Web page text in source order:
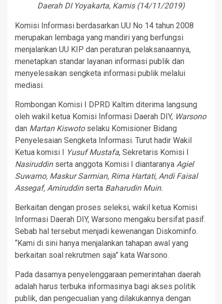
Daerah DI Yoyakarta, Kamis (14/11/2019)
Komisi Informasi berdasarkan UU No 14 tahun 2008
merupakan lembaga yang mandiri yang berfungsi
menjalankan UU KIP dan peraturan pelaksanaannya,
menetapkan standar layanan informasi publik dan
menyelesaikan sengketa informasi publik melalui
mediasi.
Rombongan Komisi I DPRD Kaltim diterima langsung
oleh wakil ketua Komisi Informasi Daerah DIY, Warsono
dan Martan Kiswotoselaku Komisioner Bidang
Penyelesaian Sengketa Informasi. Turut hadir Wakil
Ketua komisi I Yusuf Mustafa, Sekretaris Komisi I
Nasiruddin serta anggota Komisi I diantaranya Agiel
Suwarno, Maskur Sarmian, Rima Hartati, Andi Faisal
Assegaf, Amiruddinserta Baharudin Muin.
Berkaitan dengan proses seleksi, wakil ketua Komisi
Informasi Daerah DIY, Warsono mengaku bersifat pasif.
Sebab hal tersebut menjadi kewenangan Diskominfo.
“Kami di sini hanya menjalankan tahapan awal yang
berkaitan soal rekrutmen saja” kata Warsono.
Pada dasarnya penyelenggaraan pemerintahan daerah
adalah harus terbuka informasinya bagi akses politik
publik, dan pengecualian yang dilakukannya dengan